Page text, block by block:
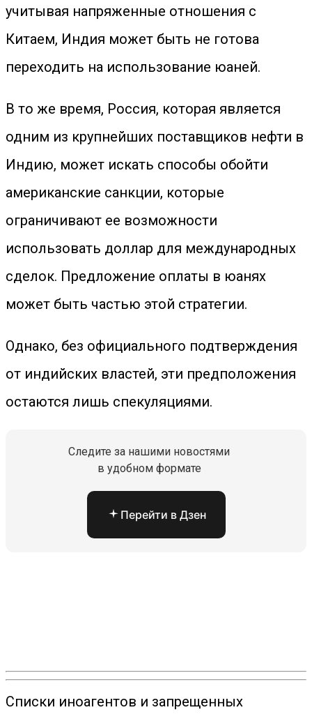
учитывая напряженные отношения с
Китаем, Индия может быть не готова
переходить на использование юаней.
В то же время, Россия, которая является
одним из крупнейших поставщиков нефти в
Индию, может искать способы обойти
американские санкции, которые
ограничивают ее возможности
использовать доллар для международных
сделок. Предложение оплаты в юанях
может быть частью этой стратегии.
Однако, без официального подтверждения
от индийских властей, эти предположения
остаются лишь спекуляциями.
Следите за нашими новостями
в удобном формате
Перейти в Дзен
Списки иноагентов и запрещенных